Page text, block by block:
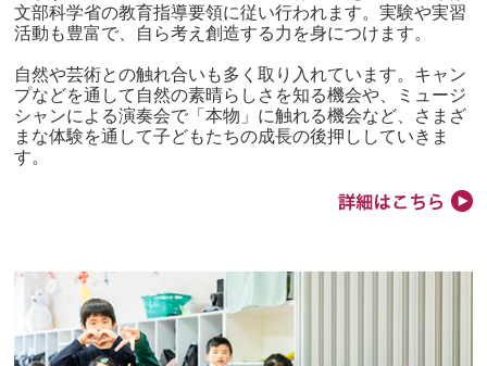
文部科学省の教育指導要領に従い行われます。実験や実習
活動も豊富で、自ら考え創造する力を身につけます。
自然や芸術との触れ合いも多く取り入れています。キャン
プなどを通して自然の素晴らしさを知る機会や、ミュージ
シャンによる演奏会で「本物」に触れる機会など、さまざ
まな体験を通して子どもたちの成長の後押ししていきま
す。